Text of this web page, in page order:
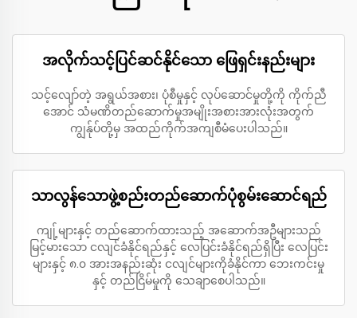
အလိုက်သင့်ပြင်ဆင်နိုင်သော ဖြေရှင်းနည်းများ
သင့်လျော်တဲ့ အရွယ်အစား၊ ပုံစီမှုနှင့် လုပ်ဆောင်မှုတို့ကို ကိုက်ညီ
အောင် သံမဏိတည်ဆောက်မှုအမျိုးအစားအားလုံးအတွက်
ကျွန်ုပ်တို့မှ အထည်ကိုက်အကျစီမံပေးပါသည်။
သာလွန်သောဖွဲ့စည်းတည်ဆောက်ပုံစွမ်းဆောင်ရည်
ကျု့်များနှင့် တည်ဆောက်ထားသည့် အဆောက်အဦများသည်
မြင့်မားသော ငလျင်ခံနိုင်ရည်နှင့် လေပြင်းခံနိုင်ရည်ရှိပြီး လေပြင်း
များနှင့် ၈.၀ အားအနည်းဆုံး ငလျင်များကိုခံနိုင်ကာ ဘေးကင်းမှု
နှင့် တည်ငြိမ်မှုကို သေချာစေပါသည်။